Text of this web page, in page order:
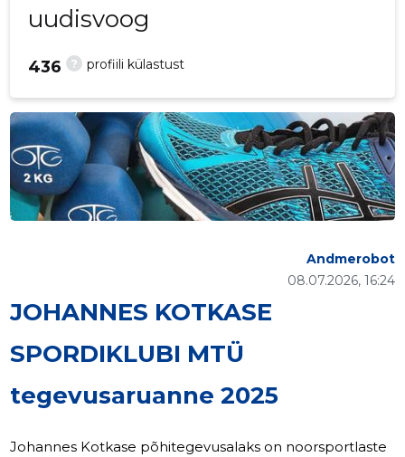
uudisvoog
? profiili külastust
436
JOHANNES KOTKASE
SPORDIKLUBI MTÜ
tegevusaruanne 2025
08.07.2026, 16:24
Andmerobot
Johannes Kotkase põhitegevusalaks on noorsportlaste